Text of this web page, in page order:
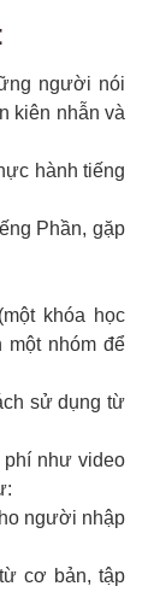
người nói
kiên nhẫn và
hành tiếng
Phần, gặp
(một khóa học
một nhóm để
sử dụng từ
phí như video
người nhập
cơ bản, tập